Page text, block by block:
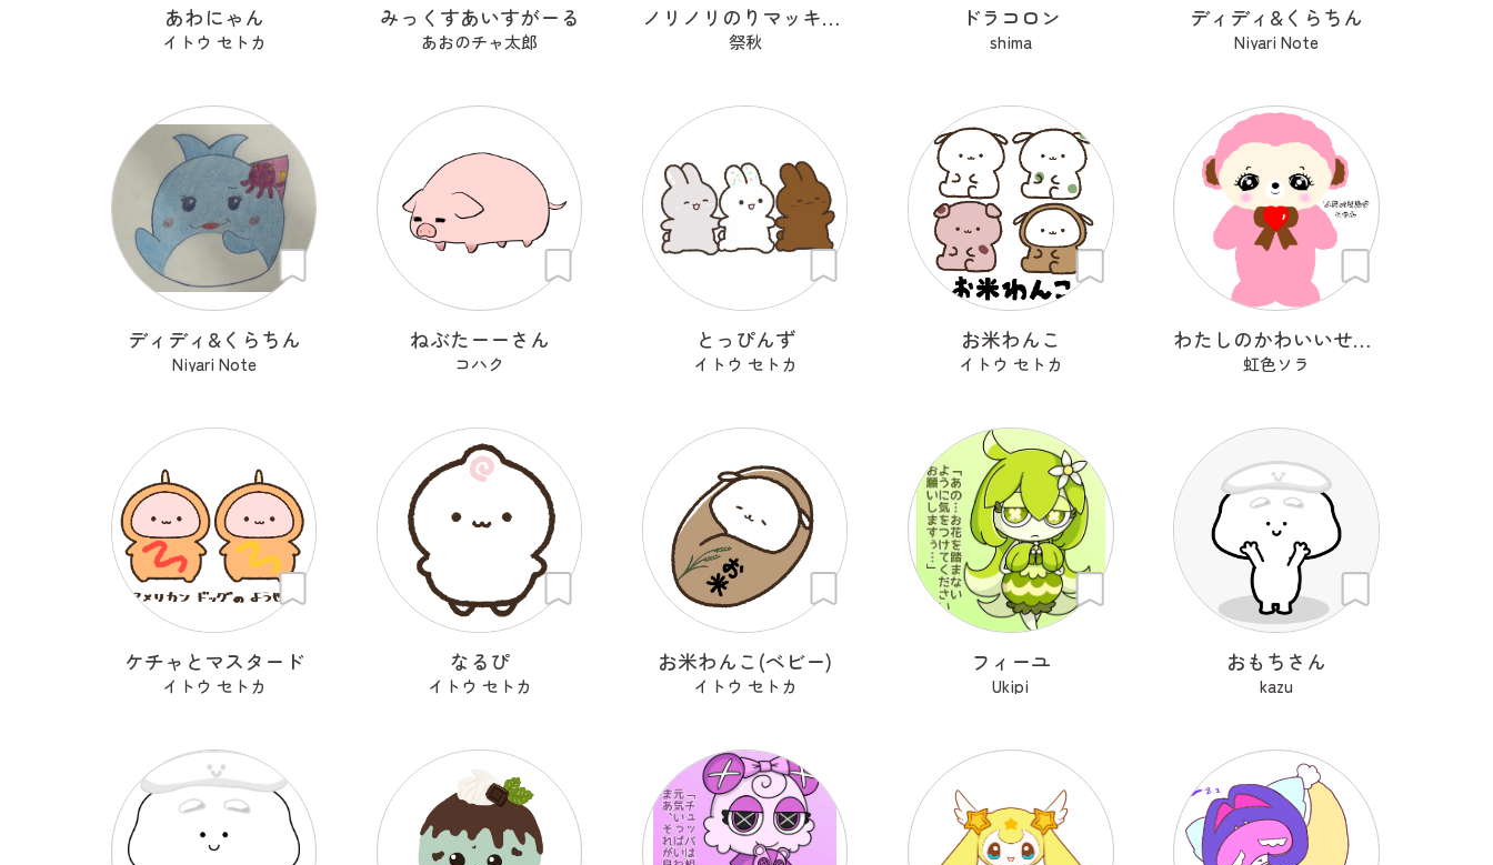
あわにゃん
イトウ セトカ
みっくすあいすがーる
あおのチャ太郎
ノリノリのりマッキーさん
祭秋
ドラコロン
shima
ディディ&くらちん
Niyari Note
ディディ&くらちん
Niyari Note
ねぶたーーさん
コハク
とっぴんず
イトウ セトカ
お米わんこ
イトウ セトカ
わたしのかわいいせかい
虹色ソラ
ケチャとマスタード
イトウ セトカ
なるぴ
イトウ セトカ
お米わんこ(ベビー)
イトウ セトカ
フィーユ
Ukipi
おもちさん
kazu